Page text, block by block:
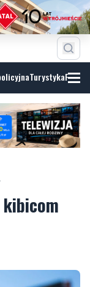
Turystyka
kibicom